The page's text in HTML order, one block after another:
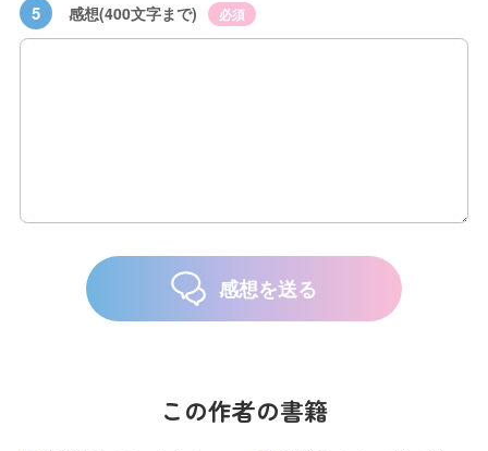
5 感想(400文字まで) 必須
感想を送る
この作者の書籍